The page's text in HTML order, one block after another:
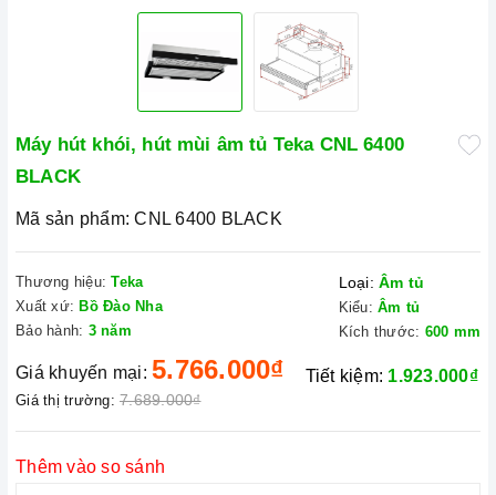
Máy hút khói, hút mùi âm tủ Teka CNL 6400
BLACK
Mã sản phẩm: CNL 6400 BLACK
Thương hiệu: Teka
Xuất xứ: Bồ Đào Nha
Bảo hành: 3 năm
Loại: Âm tủ
Kiểu: Âm tủ
Kích thước: 600 mm
Giá khuyến mại: 5.766.000₫
Giá thị trường: 7.689.000₫
Tiết kiệm: 1.923.000₫
Thêm vào so sánh